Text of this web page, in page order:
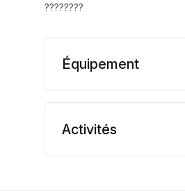
????????
Équipement
Activités